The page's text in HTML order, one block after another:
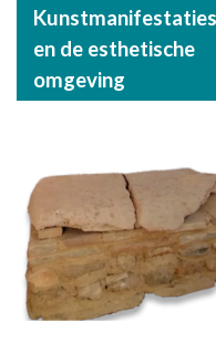
Kunstmanifestaties
en de esthetische
omgeving